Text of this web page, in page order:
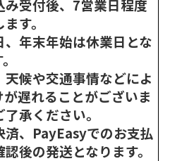
み受付後、7営業日程度
す。
年末年始は休業日とな
候や交通事情などによ
が遅れることがございま
承ください。
、PayEasyでのお支払
後の発送となります。